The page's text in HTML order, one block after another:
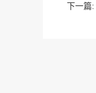
下一篇: